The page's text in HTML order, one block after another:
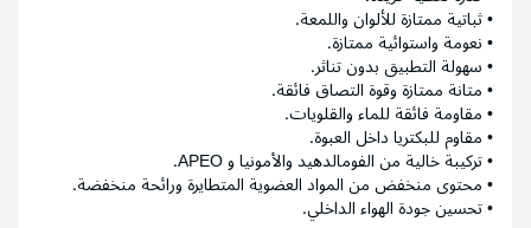
• ثباتية ممتازة للألوان واللمعة.
• نعومة واستوائية ممتازة.
• سهولة التطبيق بدون تناثر.
• متانة ممتازة وقوة التصاق فائقة.
• مقاومة فائقة للماء والقلويات.
• مقاوم للبكتريا داخل العبوة.
• تركيبة خالية من الفومالدهيد والأمونيا و APEO.
• محتوى منخفض من المواد العضوية المتطايرة ورائحة منخفضة.
• تحسين جودة الهواء الداخلي.